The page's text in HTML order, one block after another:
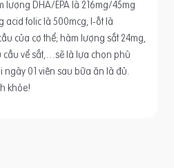
DHA/EPA là 216mg/45mg
acid folic là 500mcg, I-ốt là
của cơ thể; hàm lượng sắt 24mg,
vể sắt,…sẽ là lựa chọn phù
01 viên sau bữa ăn là đủ.
khỏe!